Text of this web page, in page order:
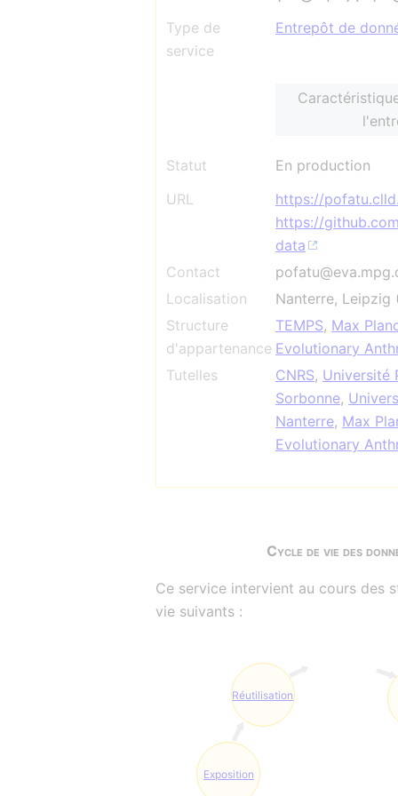
Type de
service
Entrepôt de
Statut
En production
URL
https://
https://
data
Contact
Localisation
Nanterre, Leipzig
Structure
d'appartenance
TEMPS, Max
Evolutionary
Tutelles
CNRS, Université
Sorbonne,
Nanterre, Max
Evolutionary
Cycle de vie des
Ce service intervient au cours des
vie suivants :
Exposition
Réutilisation